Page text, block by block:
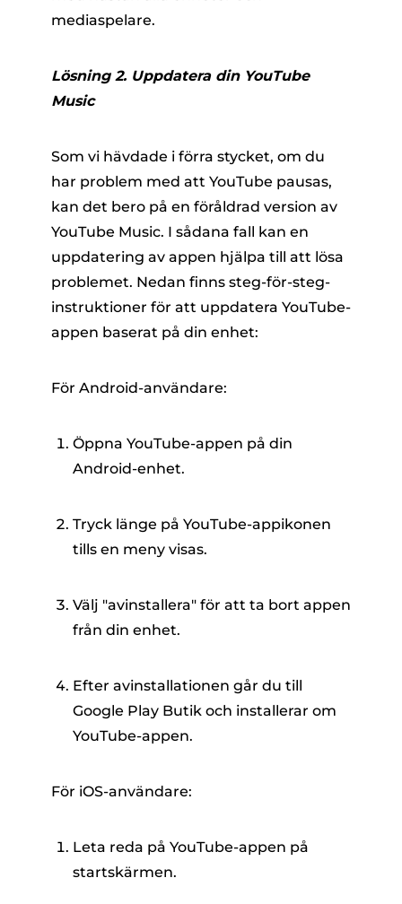
mediaspelare.
Lösning 2. Uppdatera din YouTube
Music
Som vi hävdade i förra stycket, om du
har problem med att YouTube pausas,
kan det bero på en föråldrad version av
YouTube Music. I sådana fall kan en
uppdatering av appen hjälpa till att lösa
problemet. Nedan finns steg-för-steg-
instruktioner för att uppdatera YouTube-
appen baserat på din enhet:
För Android-användare:
Öppna YouTube-appen på din
Android-enhet.
Tryck länge på YouTube-appikonen
tills en meny visas.
Välj "avinstallera" för att ta bort appen
från din enhet.
Efter avinstallationen går du till
Google Play Butik och installerar om
YouTube-appen.
För iOS-användare:
Leta reda på YouTube-appen på
startskärmen.